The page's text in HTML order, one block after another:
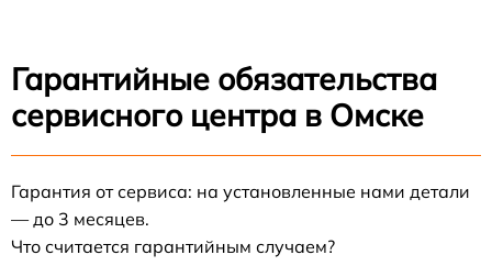
Гарантийные обязательства
сервисного центра в Омске
Гарантия от сервиса: на установленные нами детали
— до 3 месяцев.
Что считается гарантийным случаем?